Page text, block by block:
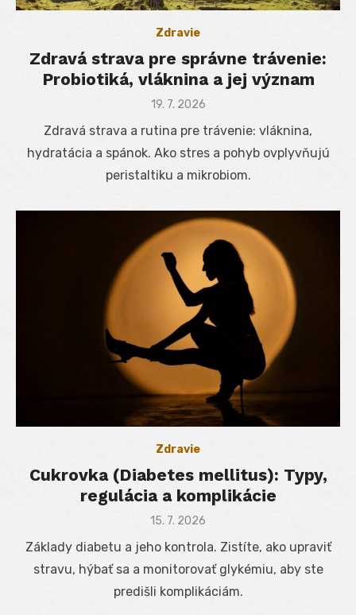
Zdravie
Zdravá strava pre správne trávenie:
Probiotiká, vláknina a jej význam
Posted
19. 7. 2026
Zdravá strava a rutina pre trávenie: vláknina,
hydratácia a spánok. Ako stres a pohyb ovplyvňujú
peristaltiku a mikrobiom.
Zdravie
Cukrovka (Diabetes mellitus): Typy,
regulácia a komplikácie
Posted
15. 7. 2026
Základy diabetu a jeho kontrola. Zistíte, ako upraviť
stravu, hýbať sa a monitorovať glykémiu, aby ste
predišli komplikáciám.